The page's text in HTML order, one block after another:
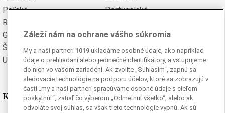
Poľská
Portugalská
Rumunská
Grécka
Španielska
Švédska
Turecká
Ukrajinská
Vietnamská
Kde nás nájdete
Záleží nám na ochrane vášho súkromia
My a naši partneri 1019 ukladáme osobné údaje, ako napríklad
údaje o prehliadaní alebo jedinečné identifikátory, a vstupujeme
do nich vo vašom zariadení. Ak zvolíte „Súhlasím“, zapnú sa
sledovacie technológie na podporu účelov, ktoré sa zobrazujú v
časti „my a naši partneri spracúvame osobné údaje s cieľom
poskytnúť“, zatiaľ čo výberom „Odmetnuť všetko“, alebo ak
odvoláte svoj súhlas, sa však tieto technológie vypnú. Ak sú